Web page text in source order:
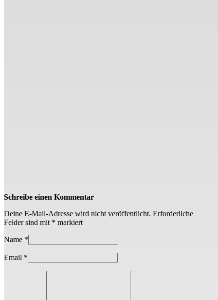
Schreibe einen Kommentar
Deine E-Mail-Adresse wird nicht veröffentlicht. Erforderliche
Felder sind mit * markiert
Name *
Email *